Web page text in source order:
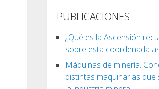
PUBLICACIONES
¿Qué es la Ascensión
sobre esta coordenada
Máquinas de minería.
distintas maquinarias que